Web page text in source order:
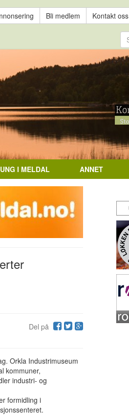
Bli medlem Kontakt oss
UNG I MELDAL ANNET
Del på
Orkla Industrimuseum
kommuner,
industri- og
formidling i